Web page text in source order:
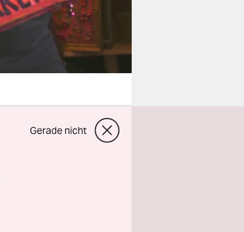
Gerade nicht